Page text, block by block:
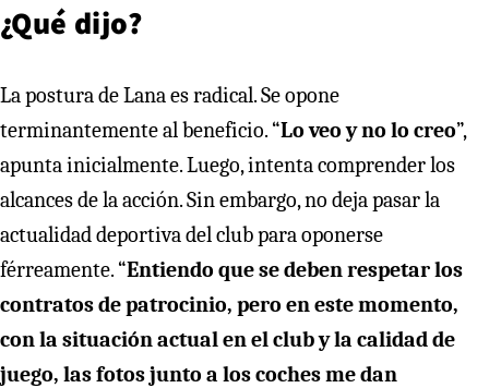
¿Qué dijo?
La postura de Lana es radical. Se opone
terminantemente al beneficio. “Lo veo y no lo creo”,
apunta inicialmente. Luego, intenta comprender los
alcances de la acción. Sin embargo, no deja pasar la
actualidad deportiva del club para oponerse
férreamente. “Entiendo que se deben respetar los
contratos de patrocinio, pero en este momento,
con la situación actual en el club y la calidad de
juego, las fotos junto a los coches me dan